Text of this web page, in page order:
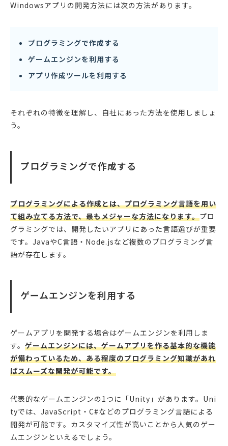
Windowsアプリの開発方法には次の方法があります。
プログラミングで作成する
ゲームエンジンを利用する
アプリ作成ツールを利用する
それぞれの特徴を理解し、自社にあった方法を使用しましょ
う。
プログラミングで作成する
プログラミングによる作成とは、プログラミング言語を用い
て組み立てる方法で、最もメジャーな方法になります。プロ
グラミングでは、開発したいアプリにあった言語選びが重要
です。JavaやC言語・Node.jsなど複数のプログラミング言
語が存在します。
ゲームエンジンを利用する
ゲームアプリを開発する場合はゲームエンジンを利用しま
す。 ゲームエンジンには、ゲームアプリを作る基本的な機能
が備わっているため、ある程度のプログラミング知識があれ
ばスムーズな開発が可能です。
代表的なゲームエンジンの1つに「Unity」があります。Uni
tyでは、JavaScript・C#などのプログラミング言語による
開発が可能です。カスタマイズ性が高いことから人気のゲー
ムエンジンといえるでしょう。